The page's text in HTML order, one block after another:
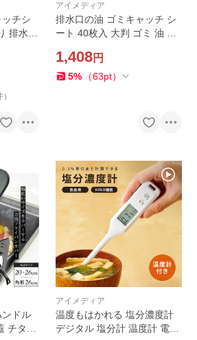
チシ
排水溝
防止
油 食べ
）
アイメディア
排水口の油 ゴミキャッチ シ
ート 40枚入 大判 ゴミ 油 取
流し 三角コーナー ヌメリ 防
止 対策 吸油 食べかす 吸収
1,408円
5% （63pt）
ドル
チタン
アイメディア
温度もはかれる 塩分濃度計
デジタル 塩分計 温度計 電子